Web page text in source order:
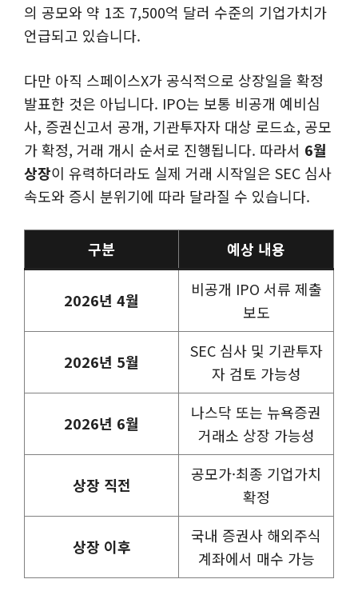
의 공모와 약 1조 7,500억 달러 수준의 기업가치가
언급되고 있습니다.
다만 아직 스페이스X가 공식적으로 상장일을 확정
발표한 것은 아닙니다. IPO는 보통 비공개 예비심
사, 증권신고서 공개, 기관투자자 대상 로드쇼, 공모
가 확정, 거래 개시 순서로 진행됩니다. 따라서 6월
상장이 유력하더라도 실제 거래 시작일은 SEC 심사
속도와 증시 분위기에 따라 달라질 수 있습니다.
구분 예상 내용
2026년 4월
비공개 IPO 서류 제출
보도
2026년 5월
SEC 심사 및 기관투자
자 검토 가능성
2026년 6월
나스닥 또는 뉴욕증권
거래소 상장 가능성
상장 직전
공모가·최종 기업가치
확정
상장 이후
국내 증권사 해외주식
계좌에서 매수 가능